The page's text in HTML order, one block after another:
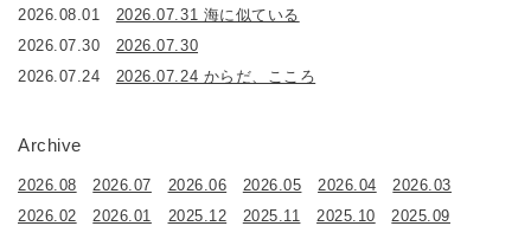
2026.08.01
2026.07.31 海に似ている
2026.07.30
2026.07.30
2026.07.24
2026.07.24 からだ、こころ
Archive
2026.08 2026.07 2026.06 2026.05 2026.04
2026.03
2026.02
2026.01 2025.12 2025.11 2025.10
2025.09